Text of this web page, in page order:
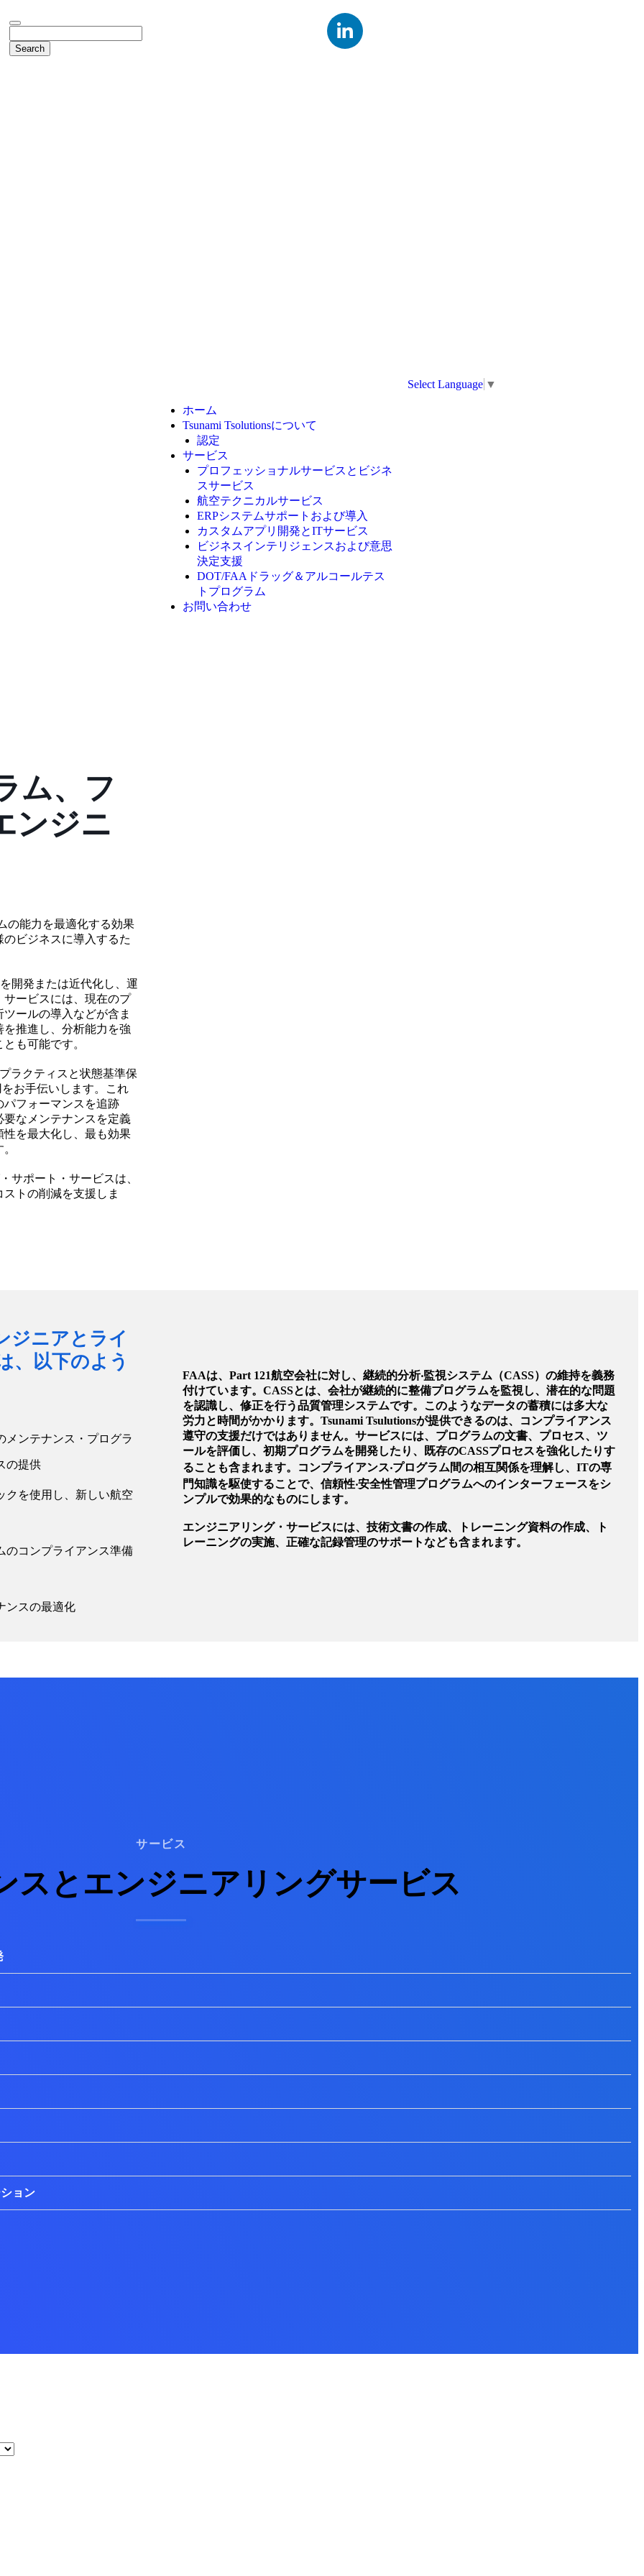
ホーム
Tsunami Tsolutionsについて
認定
サービス
プロフェッショナルサービスとビジネ
スサービス
航空テクニカルサービス
ERPシステムサポートおよび導入
カスタムアプリ開発とITサービス
ビジネスインテリジェンスおよび意思
決定支援
DOT/FAAドラッグ＆アルコールテス
トプログラム
お問い合わせ
Select Language ▼
ム、フ
ンジニ
の能力を最適化する効果
ビジネスに導入するた
開発または近代化し、運
ービスには、現在のプ
ールの導入などが含ま
推進し、分析能力を強
も可能です。
ラクティスと状態基準保
お手伝いします。これ
フォーマンスを追跡
なメンテナンスを定義
を最大化し、最も効果
サポート・サービスは、
トの削減を支援しま
ジニアとライ
、以下のよう
メンテナンス・プログラ
の提供
クを使用し、新しい航空
のコンプライアンス準備
ンスの最適化
FAAは、Part 121航空会社に対し、継続的分析‧監視システム（CASS）の維持を義務
付けています。CASSとは、会社が継続的に整備プログラムを監視し、潜在的な問題
を認識し、修正を行う品質管理システムです。このようなデータの蓄積には多大な
労力と時間がかかります。Tsunami Tsulutionsが提供できるのは、コンプライアンス
遵守の支援だけではありません。サービスには、プログラムの文書、プロセス、ツ
ールを評価し、初期プログラムを開発したり、既存のCASSプロセスを強化したりす
ることも含まれます。コンプライアンス‧プログラム間の相互関係を理解し、ITの専
門知識を駆使することで、信頼性‧安全性管理プログラムへのインターフェースをシ
ンプルで効果的なものにします。
エンジニアリング・サービスには、技術文書の作成、トレーニング資料の作成、ト
レーニングの実施、正確な記録管理のサポートなども含まれます。
サービス
スとエンジニアリングサービス
ョン